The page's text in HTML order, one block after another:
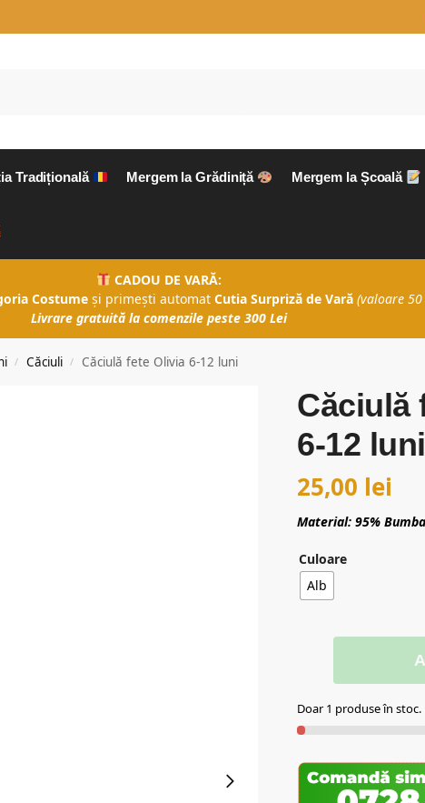
Tradițională Mergem la Grădiniță Mergem la Școală
CADOU DE VARĂ:
Costume și primești automat Cutia Surpriză de Vară (valoare 50
Livrare gratuită la comenzile peste 300 Lei
/ Căciuli / Căciulă fete Olivia 6-12 luni
Căciulă
6-12 luni
25,00 lei
Material: 95%
Culoare
Alb
Doar 1 produse în stoc.